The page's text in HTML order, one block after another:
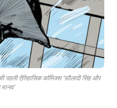
पहली ऐतिहासिक कॉमिक्स ‘फ़ौलादी सिंह और
मानव’